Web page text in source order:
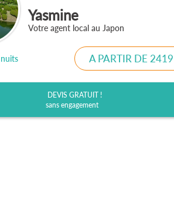
Yasmine
Votre agent local au Japon
A PARTIR DE
DEVIS GRATUIT !
sans engagement